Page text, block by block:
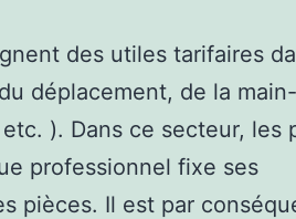
des utiles tarifaires
déplacement, de la main-
). Dans ce secteur, les
professionnel fixe ses
pièces. Il est par